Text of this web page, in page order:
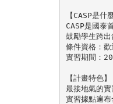
【CASP是什
CASP是國
鼓勵學生跨
條件資格：
實習期間：
【計畫特色】
最接地氣的實
實習據點遍布